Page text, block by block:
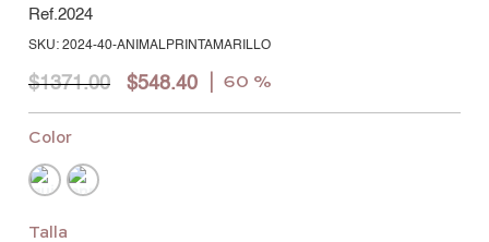
2024
: 2024-40-ANIMALPRINTAMARILLO
$1371.00 $548.40 60 %
Color
Talla